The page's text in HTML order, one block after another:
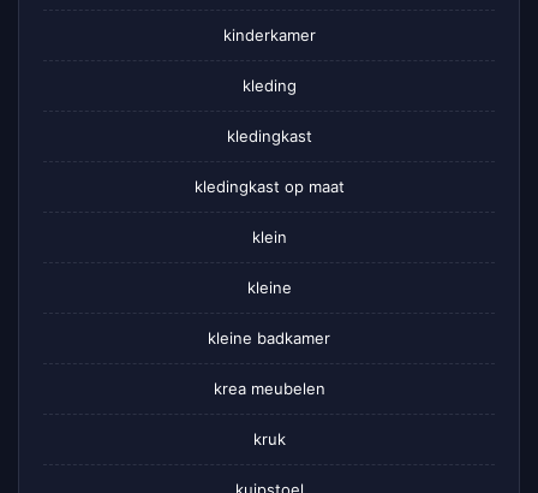
kinderkamer
kleding
kledingkast
kledingkast op maat
klein
kleine
kleine badkamer
krea meubelen
kruk